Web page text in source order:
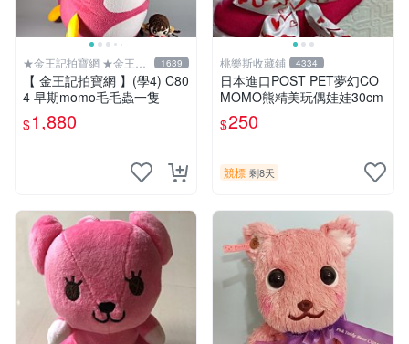
★金王記拍寶網 ★金王記
拍寶趣
1639
【 金王記拍寶網 】(學4) C80
4 早期momo毛毛蟲一隻
$1,880
桃樂斯收藏鋪 4334
日本進口POST PET夢幻CO
MOMO熊精美玩偶娃娃30cm
$250
競標 剩8天